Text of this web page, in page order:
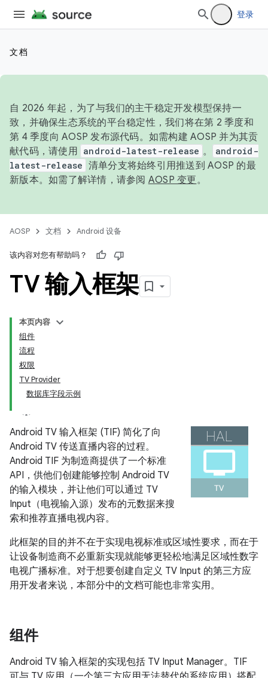
登录
文档
自 2026 年起，为了与我们的主干稳定开发模型保持一
致，并确保生态系统的平台稳定性，我们将在第 2 季度和
第 4 季度向 AOSP 发布源代码。如需构建 AOSP 并为其贡
献代码，请使用 android-latest-release 。
android-
latest-release 清单分支将始终引用推送到 AOSP 的最
新版本。如需了解详情，请参阅 AOSP 变更。
AOSP 文档 Android 设备
该内容对您有帮助吗？
TV 输入框架
本页内容
组件
流程
权限
TV Provider
数据库字段示例
Android TV 输入框架 (TIF) 简化了向
Android TV 传送直播内容的过程。
Android TIF 为制造商提供了一个标准
API，供他们创建能够控制 Android TV
的输入模块，并让他们可以通过 TV
Input（电视输入源）发布的元数据来搜
索和推荐直播电视内容。
此框架的目的并不在于实现电视标准或区域性要求，而在于
让设备制造商不必重新实现就能够更轻松地满足区域性数字
电视广播标准。对于想要创建自定义 TV Input 的第三方应
用开发者来说，本部分中的文档可能也非常实用。
组件
Android TV 输入框架的实现包括 TV Input Manager。TIF